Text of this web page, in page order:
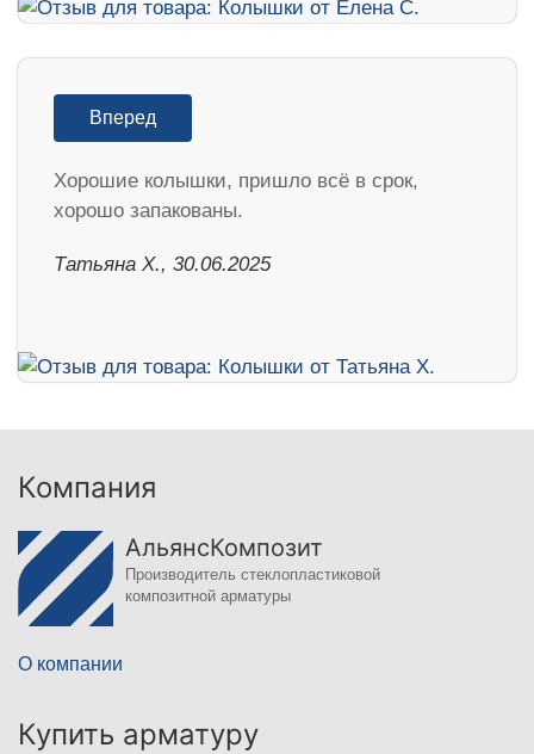
Вперед
Хорошие колышки, пришло всё в срок,
хорошо запакованы.
Татьяна Х., 30.06.2025
Компания
АльянсКомпозит
Производитель стеклопластиковой
композитной арматуры
О компании
Купить арматуру